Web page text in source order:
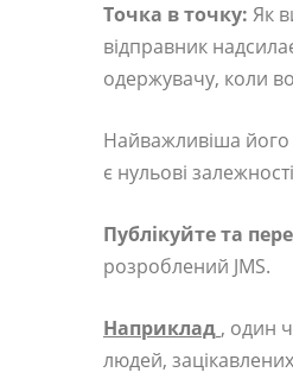
Точка в точку: Як
відправник
одержувачу, коли
Найважливіша
є нульові
Публікуйте та
розроблений JMS.
Наприклад , один
людей,